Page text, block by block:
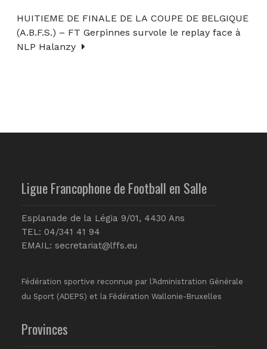
HUITIEME DE FINALE DE LA COUPE DE BELGIQUE
(A.B.F.S.) – FT Gerpinnes survole le replay face à
NLP Halanzy
Ligue Francophone de Football en Salle
Esplanade de la Légia 9/01, 4430 Ans
TEL: 04/341 41 94
EMAIL: secretariat@lffs.eu
Fédération sportive reconnue par l’Administration Générale
du Sport (ADEPS) et la Fédération Wallonie-Bruxelles
Provinces